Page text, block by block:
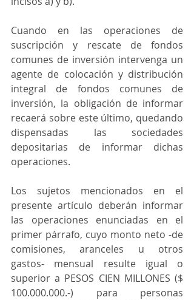
Cuando en las operaciones de
suscripción y rescate de fondos
comunes de inversión intervenga un
agente de colocación y distribución
integral de fondos comunes de
inversión, la obligación de informar
recaerá sobre este último, quedando
dispensadas las sociedades
depositarias de informar dichas
operaciones.
Los sujetos mencionados en el
presente artículo deberán informar
las operaciones enunciadas en el
primer párrafo, cuyo monto neto -de
comisiones, aranceles u otros
gastos- mensual resulte igual o
superior a PESOS CIEN MILLONES ($
100.000.000.-) para personas